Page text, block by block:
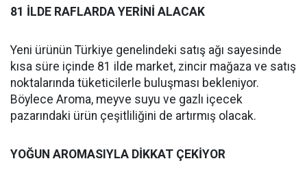
81 İLDE RAFLARDA YERİNİ ALACAK
Yeni ürünün Türkiye genelindeki satış ağı sayesinde
kısa süre içinde 81 ilde market, zincir mağaza ve satış
noktalarında tüketicilerle buluşması bekleniyor.
Böylece Aroma, meyve suyu ve gazlı içecek
pazarındaki ürün çeşitliliğini de artırmış olacak.
YOĞUN AROMASIYLA DİKKAT ÇEKİYOR